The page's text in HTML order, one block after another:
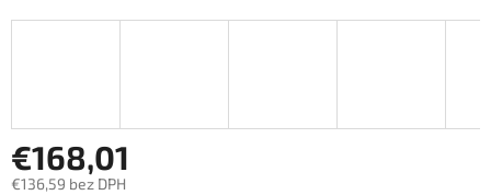
€168,01
€136,59 bez DPH